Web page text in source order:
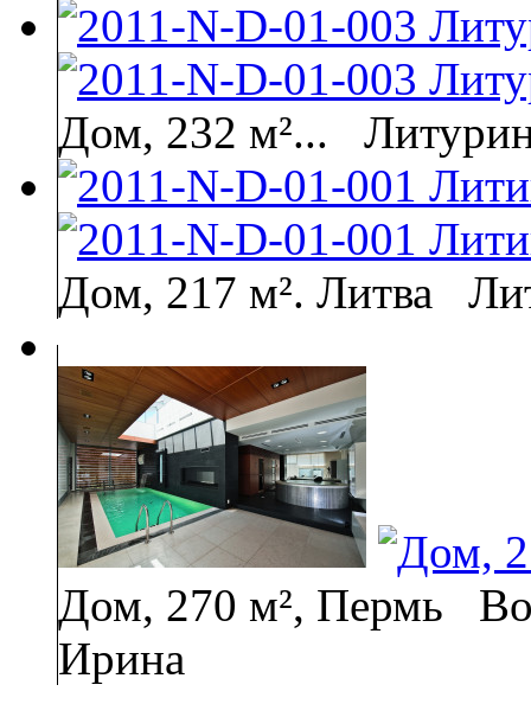
Дом, 232 м²...
Дом, 217 м². Литва
Дом, 270 м², Пермь
Ирина